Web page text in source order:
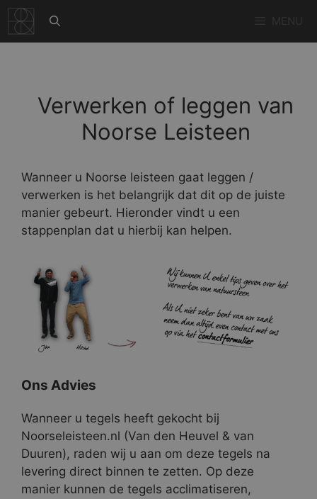
naar
de
Verwerken of leggen van
Noorse Leisteen
Wanneer u Noorse leisteen gaat leggen /
verwerken is het belangrijk dat dit op de juiste
manier gebeurt. Hieronder vindt u een
stappenplan dat u hierbij kan helpen.
Ons Advies
Wanneer u tegels heeft gekocht bij
Noorseleisteen.nl (Van den Heuvel & van
Duuren), raden wij u aan om deze tegels na
levering direct binnen te zetten. Op deze
manier kunnen de tegels acclimatiseren,